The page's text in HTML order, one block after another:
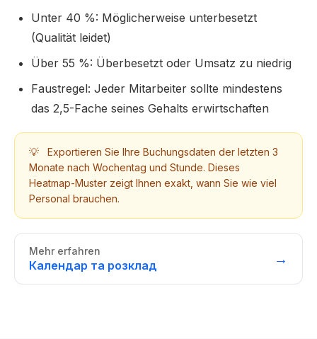
Unter 40 %: Möglicherweise unterbesetzt
(Qualität leidet)
Über 55 %: Überbesetzt oder Umsatz zu niedrig
Faustregel: Jeder Mitarbeiter sollte mindestens
das 2,5-Fache seines Gehalts erwirtschaften
💡
Exportieren Sie Ihre Buchungsdaten der letzten 3
Monate nach Wochentag und Stunde. Dieses
Heatmap-Muster zeigt Ihnen exakt, wann Sie wie viel
Personal brauchen.
Mehr erfahren
Календар та розклад →